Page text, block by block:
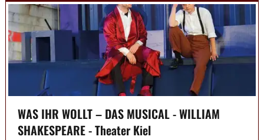
WAS IHR WOLLT – DAS MUSICAL - WILLIAM
SHAKESPEARE - Theater Kiel